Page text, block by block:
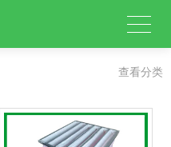
查看分类